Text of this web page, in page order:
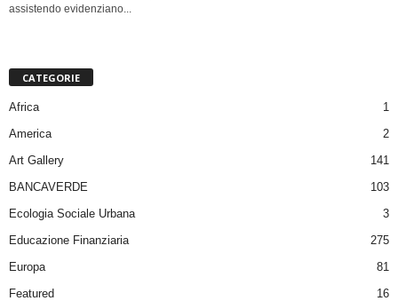
assistendo evidenziano...
CATEGORIE
Africa
1
America
2
Art Gallery
141
BANCAVERDE
103
Ecologia Sociale Urbana
3
Educazione Finanziaria
275
Europa
81
Featured
16